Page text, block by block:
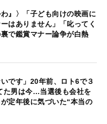
わ』〉「子ども向けの映画に
はありません」「叱ってく
で鑑賞マナー論争が白熱
いです」20年前、ロト6で３
た男は今…当選後も会社を
定年後に気づいた“本当の